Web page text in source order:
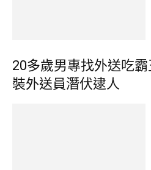
20多歲男專找外送吃
裝外送員潛伏逮人